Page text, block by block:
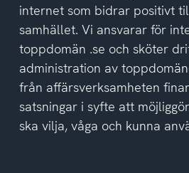
internet som bidrar positivt
samhället. Vi ansvarar för
toppdomän .se och sköter
administration av
från affärsverksamheten
satsningar i syfte att
ska vilja, våga och kunna